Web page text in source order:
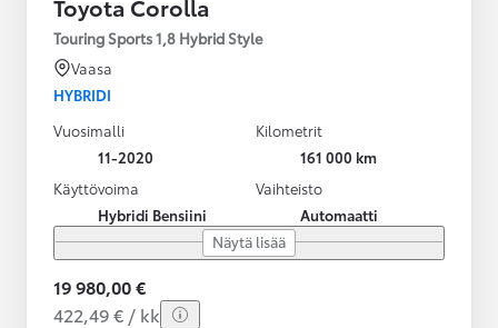
Toyota Corolla
Touring Sports 1,8 Hybrid Style
Vaasa
HYBRIDI
Vuosimalli
11-2020
Kilometrit
161 000 km
Käyttövoima
Hybridi Bensiini
Vaihteisto
Automaatti
Näytä lisää
19 980,00 €
422,49 € / kk